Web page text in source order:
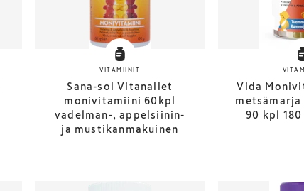
VITAMIINIT
Sana-sol Vitanallet
monivitamiini 60kpl
vadelman-, appelsiinin-
ja mustikanmakuinen
Vida
90 kpl 180